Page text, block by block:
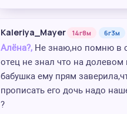
Kaleriya_Mayer 14г8м 6г3м
Алёна?, Не знаю,но помню в
отец не знал что на долевом
бабушка ему прям
прописать его дочь надо
?